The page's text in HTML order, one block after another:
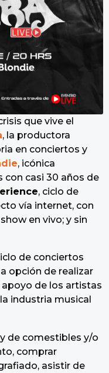
que vive el
, la productora
en conciertos y
, icónica
casi 30 años de
, ciclo de
vía internet, con
en vivo; y sin
de conciertos
opción de realizar
de los artistas
industria musical
de comestibles y/o
comprar
asistir de